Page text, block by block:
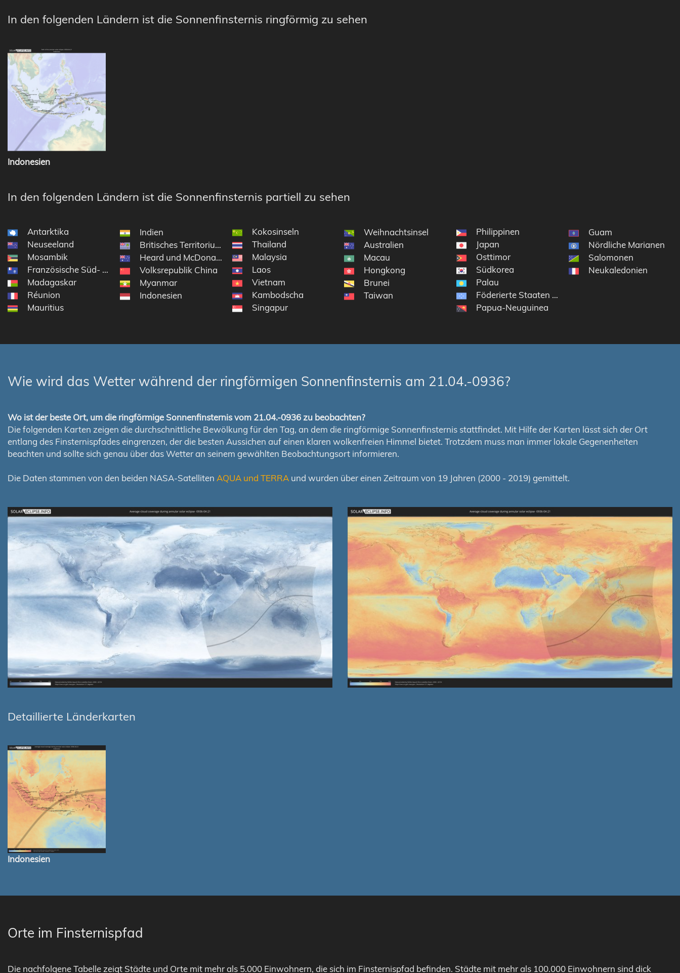
In den folgenden Ländern ist die Sonnenfinsternis ringförmig zu sehen
Indonesien
In den folgenden Ländern ist die Sonnenfinsternis partiell zu sehen
Antarktika
Neuseeland
Mosambik
Französische Süd- und Antarktisgebiete
Madagaskar
Réunion
Mauritius
Indien
Britisches Territorium im Indischen Ozean
Heard und McDonaldinseln
Volksrepublik China
Myanmar
Indonesien
Kokosinseln
Thailand
Malaysia
Laos
Vietnam
Kambodscha
Singapur
Weihnachtsinsel
Australien
Macau
Hongkong
Brunei
Taiwan
Philippinen
Japan
Osttimor
Südkorea
Palau
Föderierte Staaten von Mikronesien
Papua-Neuguinea
Guam
Nördliche Marianen
Salomonen
Neukaledonien
Wie wird das Wetter während der ringförmigen Sonnenfinsternis am 21.04.-0936?
Wo ist der beste Ort, um die ringförmige Sonnenfinsternis vom 21.04.-0936 zu beobachten?
Die folgenden Karten zeigen die durchschnittliche Bewölkung für den Tag, an dem die ringförmige Sonnenfinsternis stattfindet. Mit Hilfe der Karten lässt sich der Ort
entlang des Finsternispfades eingrenzen, der die besten Aussichen auf einen klaren wolkenfreien Himmel bietet. Trotzdem muss man immer lokale Gegenenheiten
beachten und sollte sich genau über das Wetter an seinem gewählten Beobachtungsort informieren.
Die Daten stammen von den beiden NASA-Satelliten AQUA und TERRA und wurden über einen Zeitraum von 19 Jahren (2000 - 2019) gemittelt.
Detaillierte Länderkarten
Indonesien
Orte im Finsternispfad
Die nachfolgene Tabelle zeigt Städte und Orte mit mehr als 5.000 Einwohnern, die sich im Finsternispfad befinden. Städte mit mehr als 100.000 Einwohnern sind dick